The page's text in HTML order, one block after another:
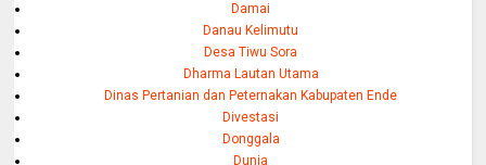
Damai
Danau Kelimutu
Desa Tiwu Sora
Dharma Lautan Utama
Dinas Pertanian dan Peternakan Kabupaten Ende
Divestasi
Donggala
Dunia